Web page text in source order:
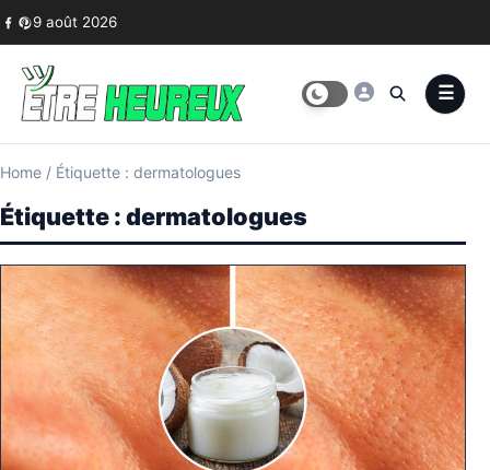
Skip to content
9 août 2026
Home / Étiquette : dermatologues
Étiquette :dermatologues